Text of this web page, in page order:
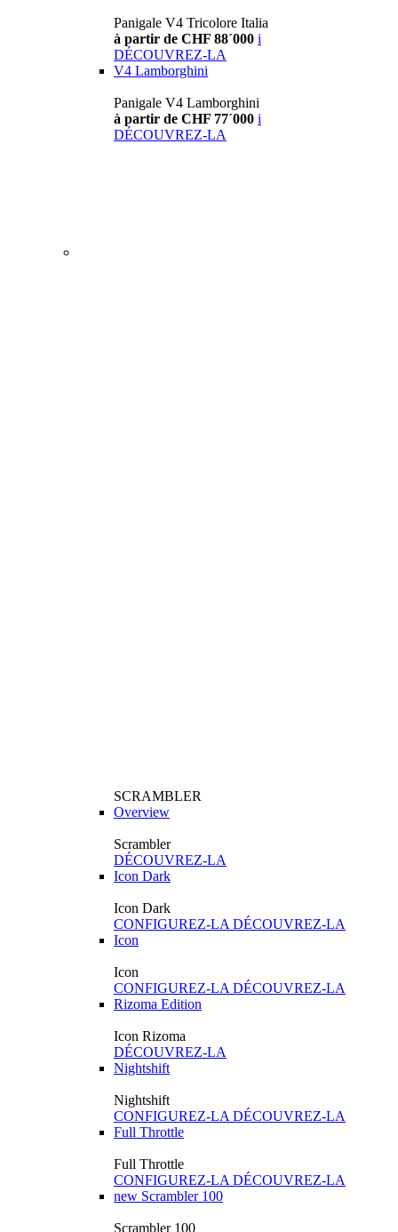
Panigale V4 Tricolore Italia
à partir de CHF 88´000 i
DÉCOUVREZ-LA
V4 Lamborghini
Panigale V4 Lamborghini
à partir de CHF 77´000 i
DÉCOUVREZ-LA
SCRAMBLER
Overview
Scrambler
DÉCOUVREZ-LA
Icon Dark
Icon Dark
CONFIGUREZ-LA DÉCOUVREZ-LA
Icon
Icon
CONFIGUREZ-LA DÉCOUVREZ-LA
Rizoma Edition
Icon Rizoma
DÉCOUVREZ-LA
Nightshift
Nightshift
CONFIGUREZ-LA DÉCOUVREZ-LA
Full Throttle
Full Throttle
CONFIGUREZ-LA DÉCOUVREZ-LA
new Scrambler 100
Scrambler 100